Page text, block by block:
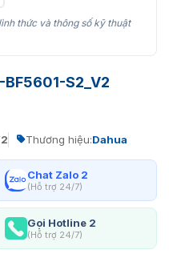
thức và thông số kỹ thuật
S2_V2
Thương hiệu:Dahua
Chat Zalo 2
(Hỗ trợ 24/7)
Gọi Hotline 2
(Hỗ trợ 24/7)